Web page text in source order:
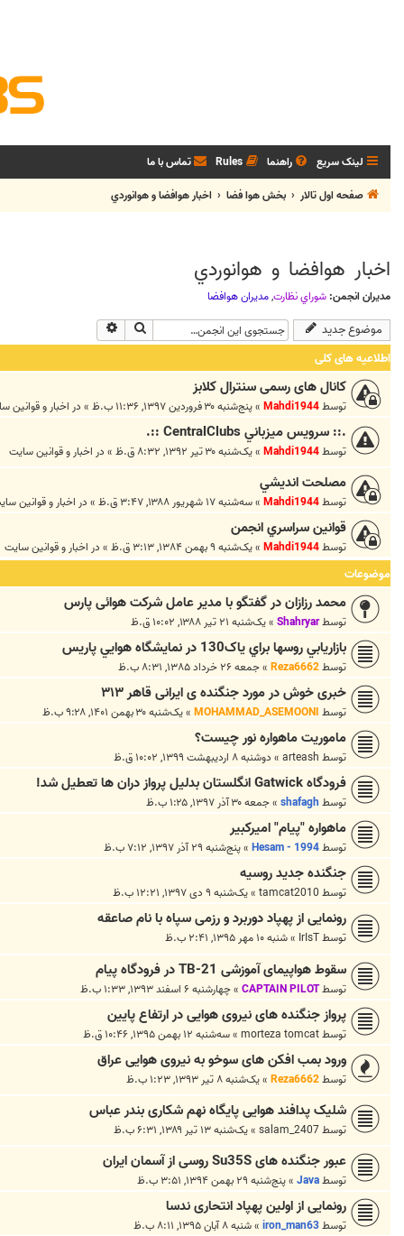
لینک سریع راهنما Rules تماس با ما
صفحه اول تالار
بخش هوا فضا اخبار هوافضا و هوانوردي
اخبار هوافضا و هوانوردي
مدیران انجمن: شوراي نظارت,مديران هوافضا
موضوع جدید جستجو
اطلاعیه های کلی
کانال های رسمی سنترال کلابز
توسطMahdi1944
»پنج‌شنبه ۳۰ فروردین ۱۳۹۷, ۱۱:۳۶ ب.ظ » در اخبار و قوانين
.:: سرويس ميزباني CentralClubs ::.
توسطMahdi1944
»یک‌شنبه ۳۰ تیر ۱۳۹۲, ۸:۳۲ ق.ظ » در اخبار و قوانين سايت
مصلحت انديشي
توسطMahdi1944
»سه‌شنبه ۱۷ شهریور ۱۳۸۸, ۳:۴۷ ق.ظ » در اخبار و قوانين
قوانين سراسري انجمن
توسطMahdi1944
»یک‌شنبه ۹ بهمن ۱۳۸۴, ۳:۱۳ ق.ظ » در اخبار و قوانين سايت
موضوعات
محمد رزازان در گفتگو با مدیر عامل شرکت هوائی پارس
توسطShahryar
»یک‌شنبه ۲۱ تیر ۱۳۸۸, ۱۰:۰۲ ق.ظ
بازاريابي روسها براي ياک130 در نمايشگاه هوايي پاريس
توسطReza6662
»جمعه ۲۶ خرداد ۱۳۸۵, ۸:۳۱ ب.ظ
خبری خوش در مورد جنگنده ی ایرانی قاهر ۳۱۳
توسط MOHAMMAD_ASEMOONI
»یک‌شنبه ۳۰ بهمن ۱۴۰۱, ۹:۲۸ ب.ظ
ماموریت ماهواره نور چیست؟
توسط arteash
» دوشنبه ۸ اردیبهشت ۱۳۹۹, ۱۰:۰۲ ق.ظ
فرودگاه Gatwick انگلستان بدليل پرواز دران ها تعطيل شد!
توسط shafagh
»جمعه ۳۰ آذر ۱۳۹۷, ۱:۲۵ ب.ظ
ماهواره "پیام" امیرکبیر
توسطHesam - 1994
»پنج‌شنبه ۲۹ آذر ۱۳۹۷, ۷:۱۲ ب.ظ
جنگنده جدید روسیه
توسط tamcat2010
»یک‌شنبه ۹ دی ۱۳۹۷, ۱۲:۲۱ ب.ظ
رونمایی از پهپاد دوربرد و رزمی سپاه با نام صاعقه
توسطIrIsT
»شنبه ۱۰ مهر ۱۳۹۵, ۲:۴۱ ب.ظ
سقوط هواپیمای آموزشی TB-21 در فرودگاه پیام
توسطCAPTAIN PILOT
»چهارشنبه ۶ اسفند ۱۳۹۳, ۱:۳۳ ب.ظ
پرواز جنگنده های نیروی هوایی در ارتفاع پایین
توسطmorteza tomcat
»سه‌شنبه ۱۲ بهمن ۱۳۹۵, ۱۰:۴۶ ق.ظ
ورود بمب افکن های سوخو به نیروی هوایی عراق
توسطReza6662
»یک‌شنبه ۸ تیر ۱۳۹۳, ۱:۲۳ ب.ظ
شلیک پدافند هوایی پایگاه نهم شکاری بندر عباس
توسطsalam_2407
»یک‌شنبه ۱۳ تیر ۱۳۸۹, ۶:۳۱ ب.ظ
عبور جنگنده های Su35S روسی از آسمان ایران
توسطJava
»پنج‌شنبه ۲۹ بهمن ۱۳۹۴, ۳:۵۱ ب.ظ
رونمایی از اولین پهپاد انتحاری ندسا
توسطiron_man63
»شنبه ۸ آبان ۱۳۹۵, ۸:۱۱ ب.ظ